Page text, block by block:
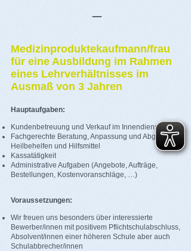
Medizinproduktekaufmann/frau
für eine Ausbildung im Rahmen
eines Lehrverhältnisses im
Ausmaß von 3 Jahren
Hauptaufgaben:
Kundenbetreuung und Verkauf im Innendienst
Fachgerechte Beratung, Anpassung und Abgabe von
Heilbehelfen und Hilfsmittel
Kassatätigkeit
Administrative Aufgaben (Angebote, Aufträge,
Bestellungen, Kostenvoranschläge, …)
Voraussetzungen:
Wir freuen uns besonders über interessierte
Bewerber/innen mit positivem Pflichtschulabschluss,
Absolvent/innen einer höheren Schule aber auch
Schulabbrecher/innen